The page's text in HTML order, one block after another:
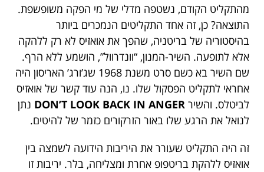
מהתקליט הקודם, נשטפה מדלי של מי הפקה משופשפת.
התוצאה? כן, זה אחד התקליטים הנמכרים ביותר
בהיסטוריה של בריטניה, שהפך את אואזיס לא רק ללהקה
אלא לתופעה. השיר-המנון, “וונדרוול”, הושמע ללא הרף.
שם השיר בא כשם סרט משנת 1968 שג’ורג’ האריסון היה
אחראי לתקליט הפסקול שלו. נו, הנה עוד קשר של אואזיס
לביטלס. והשיר DON’T LOOK BACK IN ANGER נתן
לנואל את הרגע שלו באור הזרקורים כזמר של להיטים.
זה היה התקליט שעורר את היריבות הידועה לשמצה בין
אואזיס ללהקת בריטפופ אחרת ומצליחה, בלר. יריבות זו